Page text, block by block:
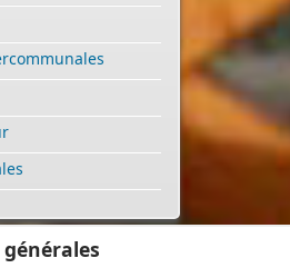
générales
de votre dossier qu’un dépôt par
un téléservice, destiné aux
comme aux professionnels,
toutes les pièces de votre dossier
en ligne,
où que vous soyez, dans le cadre
des plis en recommandé avec